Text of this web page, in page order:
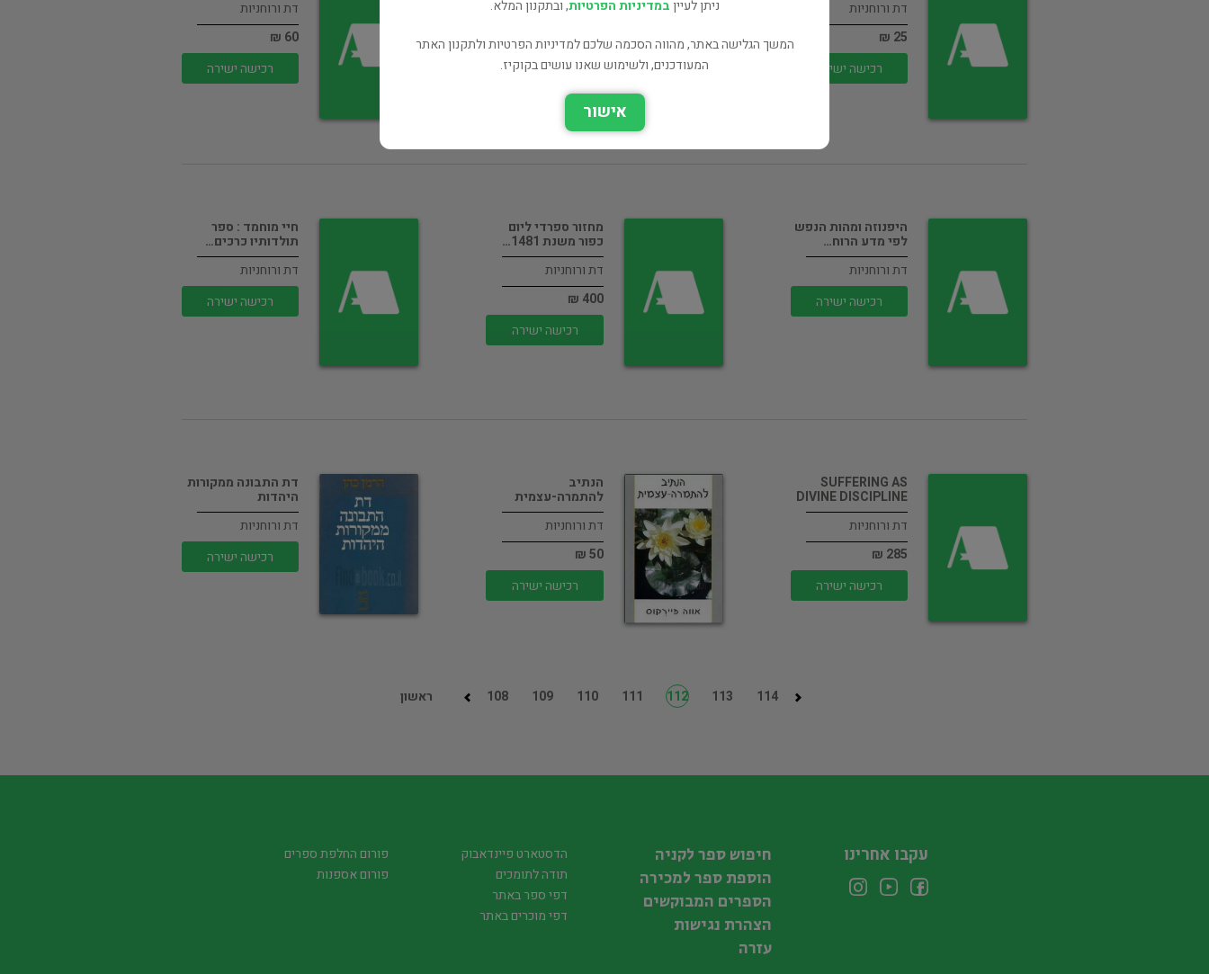
דת ורוחניות
25 ₪
רכישה ישירה
דת ורוחניות
20 ₪
רכישה ישירה
דת ורוחניות
60 ₪
רכישה ישירה
היפנוזה ומהות הנפש
לפי מדע הרוח…
דת ורוחניות
רכישה ישירה
מחזור ספרדי ליום
כפור משנת 1481…
דת ורוחניות
400 ₪
רכישה ישירה
חיי מוחמד : ספר
תולדותיו כרכים…
דת ורוחניות
רכישה ישירה
SUFFERING AS
DIVINE DISCIPLINE
דת ורוחניות
285 ₪
רכישה ישירה
הנתיב
להתמרה-עצמית
דת ורוחניות
50 ₪
רכישה ישירה
דת התבונה ממקורות
היהדות
דת ורוחניות
רכישה ישירה
ראשון 108 109 110 111 112 113 114
ניתן לעייןבמדיניות הפרטיות, ובתקנון המלא.
המשך הגלישה באתר, מהווה הסכמה שלכם למדיניות הפרטיות ולתקנון האתר
המעודכנים, ולשימוש שאנו עושים בקוקיז.
אישור
עקבו אחרינו
חיפוש ספר לקניה
הוספת ספר למכירה
הספרים המבוקשים
הצהרת נגישות
עזרה
הדסטארט פיינדאבוק
תודה לתומכים
דפי ספר באתר
דפי מוכרים באתר
פורום החלפת ספרים
פורום אספנות